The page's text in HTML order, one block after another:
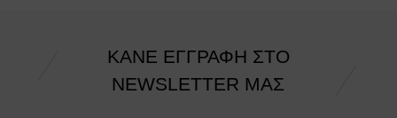
ΚΑΝΕ ΕΓΓΡΑΦΗ ΣΤΟ
NEWSLETTER ΜΑΣ